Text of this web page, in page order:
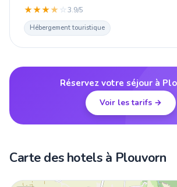
★★★★ ☆3.9/5
Hébergement touristique
Réservez votre séjour à
Voir les tarifs →
Carte des hotels à Plouvorn